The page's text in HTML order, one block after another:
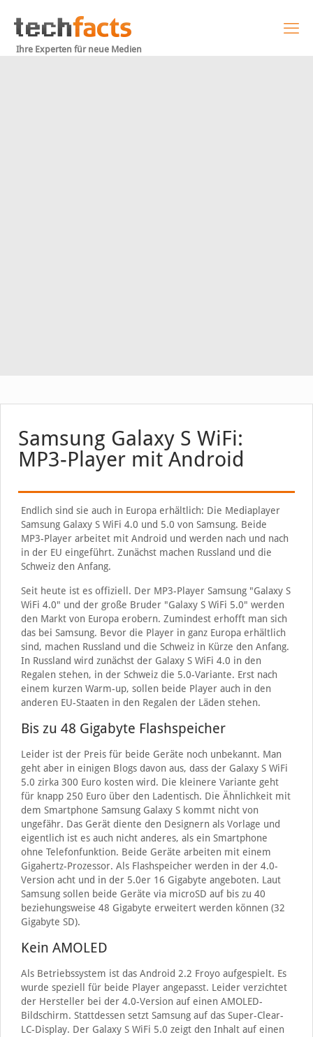
Ihre Experten für neue Medien
Samsung Galaxy S WiFi:
MP3-Player mit Android
Endlich sind sie auch in Europa erhältlich: Die Mediaplayer
Samsung Galaxy S WiFi 4.0 und 5.0 von Samsung. Beide
MP3-Player arbeitet mit Android und werden nach und nach
in der EU eingeführt. Zunächst machen Russland und die
Schweiz den Anfang.
Seit heute ist es offiziell. Der MP3-Player Samsung "Galaxy S
WiFi 4.0" und der große Bruder "Galaxy S WiFi 5.0" werden
den Markt von Europa erobern. Zumindest erhofft man sich
das bei Samsung. Bevor die Player in ganz Europa erhältlich
sind, machen Russland und die Schweiz in Kürze den Anfang.
In Russland wird zunächst der Galaxy S WiFi 4.0 in den
Regalen stehen, in der Schweiz die 5.0-Variante. Erst nach
einem kurzen Warm-up, sollen beide Player auch in den
anderen EU-Staaten in den Regalen der Läden stehen.
Bis zu 48 Gigabyte Flashspeicher
Leider ist der Preis für beide Geräte noch unbekannt. Man
geht aber in einigen Blogs davon aus, dass der Galaxy S WiFi
5.0 zirka 300 Euro kosten wird. Die kleinere Variante geht
für knapp 250 Euro über den Ladentisch. Die Ähnlichkeit mit
dem Smartphone Samsung Galaxy S kommt nicht von
ungefähr. Das Gerät diente den Designern als Vorlage und
eigentlich ist es auch nicht anderes, als ein Smartphone
ohne Telefonfunktion. Beide Geräte arbeiten mit einem
Gigahertz-Prozessor. Als Flashspeicher werden in der 4.0-
Version acht und in der 5.0er 16 Gigabyte angeboten. Laut
Samsung sollen beide Geräte via microSD auf bis zu 40
beziehungsweise 48 Gigabyte erweitert werden können (32
Gigabyte SD).
Kein AMOLED
Als Betriebssystem ist das Android 2.2 Froyo aufgespielt. Es
wurde speziell für beide Player angepasst. Leider verzichtet
der Hersteller bei der 4.0-Version auf einen AMOLED-
Bildschirm. Stattdessen setzt Samsung auf das Super-Clear-
LC-Display. Der Galaxy S WiFi 5.0 zeigt den Inhalt auf einen